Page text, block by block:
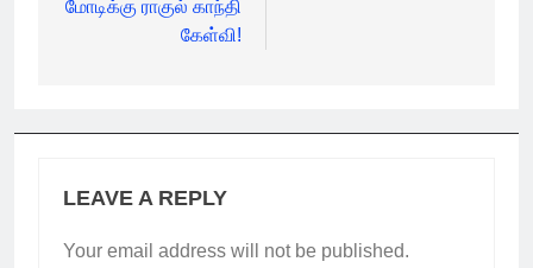
மோடிக்கு ராகுல் காந்தி
கேள்வி!
LEAVE A REPLY
Your email address will not be published.